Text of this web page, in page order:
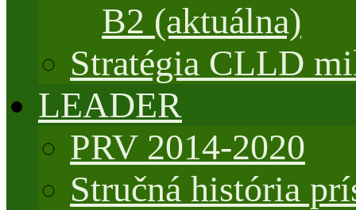
B2 (aktuálna)
Stratégia CLLD
LEADER
PRV 2014-2020
Stručná história